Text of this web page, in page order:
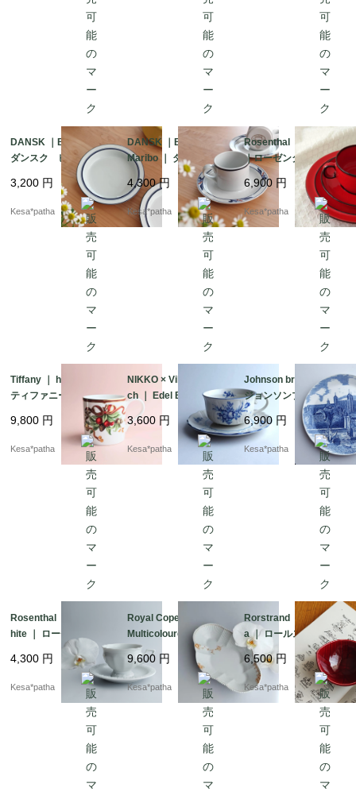
DANSK ｜BISTRO ｜
ダンスク ビストロ
スープボウル ヴィン
テージ ポルトガル
製 アメリカ
3,200 円
Kesa*patha
DANSK ｜BISTRO ｜
Maribo ｜ ダンスク
ビストロ マリボ カ
ップ＆ソーサー ヴィ
ンテージ 廃盤 日本
製 アメリカ
4,300円
Kesa*patha
Rosenthal ｜ Thomas
｜ローゼンタール ト
ーマス カップ＆ソー
サー プレート トリ
オセット ヴィンテー
ジ ドイツ
6,900 円
Kesa*patha
Tiffany ｜ holiday ｜
ティファニー ホリデ
イ クリスマス 廃
盤 日本製 ヴィンテ
ージ アメリカ
9,800 円
Kesa*patha
NIKKO × Villeroy & Bo
ch ｜ Edel Blume ｜ ニ
ッコー ビレロイ&ボ
ッホ カップ＆ソーサ
ー
3,600 円
Kesa*patha
Johnson brothers ｜
ジョンソンブラザー
ズ ロンドン塔900
年 記念 ヴィンテー
ジ 英国 イギリス
6,900 円
Kesa*patha
Rosenthal ｜ Maria W
hite ｜ ローゼンター
ル マリアホワイト
カップ ソーサー ヴ
ィンテージ ドイツ
4,300 円
Kesa*patha
Royal Copenhagen ｜
Multicoloured Element
s ｜ ロイヤルコペンハ
ーゲン マルチカラー
エレメンツ チェスナ
ット オーバルディッ
シュ デンマーク
9,600 円
Kesa*patha
Rorstrand ｜Californi
a ｜ ロールストラン
ド カルフォルニア
リーフボウル 北欧
ヴィンテージ スウェ
6,500円
Kesa*patha